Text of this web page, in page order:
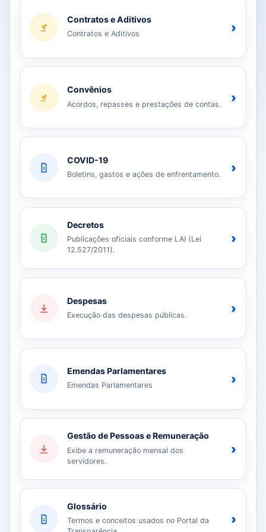
Contratos e Aditivos
Contratos e Aditivos ›
Convênios
Acordos, repasses e prestações de contas. ›
COVID-19
Boletins, gastos e ações de enfrentamento. ›
Decretos
Publicações oficiais conforme LAI (Lei
12.527/2011).
›
Despesas
Execução das despesas públicas. ›
Emendas Parlamentares
Emendas Parlamentares ›
Gestão de Pessoas e Remuneração
Exibe a remuneração mensal dos
servidores.
›
Glossário
Termos e conceitos usados no Portal da
›